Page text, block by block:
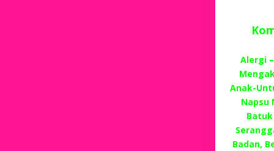
Alergi
Anak-
Napsu
Badan,